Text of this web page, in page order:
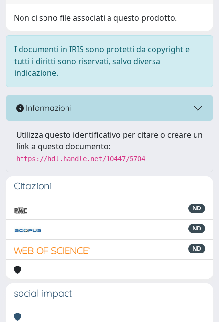
Non ci sono file associati a questo prodotto.
I documenti in IRIS sono protetti da copyright e
tutti i diritti sono riservati, salvo diversa
indicazione.
Informazioni
Utilizza questo identificativo per citare o creare un
link a questo documento:
https://hdl.handle.net/10447/5704
Citazioni
ND
ND
ND
social impact